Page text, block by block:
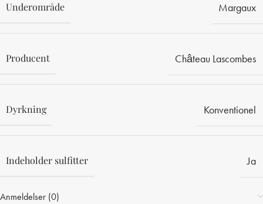
Underområde Margaux
Producent Château Lascombes
Dyrkning Konventionel
Indeholder sulfitter Ja
Anmeldelser (0)